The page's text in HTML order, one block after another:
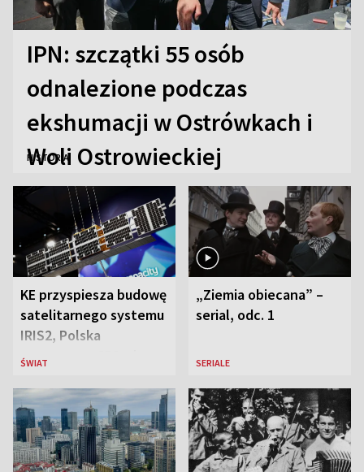
IPN: szczątki 55 osób
odnalezione podczas
ekshumacji w Ostrówkach i
Woli Ostrowieckiej
HISTORIA
KE przyspiesza budowę
satelitarnego systemu
IRIS2, Polska
przeznaczy 656 mln
ŚWIAT
„Ziemia obiecana” –
serial, odc. 1
SERIALE